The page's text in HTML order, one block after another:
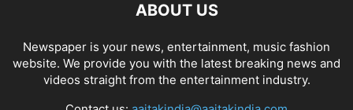
ABOUT US
Newspaper is your news, entertainment, music fashion
website. We provide you with the latest breaking news and
videos straight from the entertainment industry.